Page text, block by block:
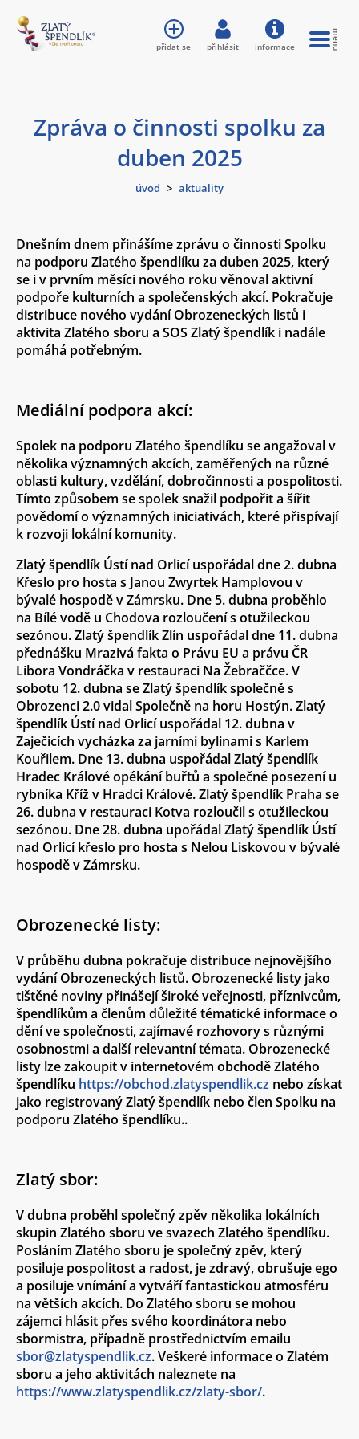
Zpráva o činnosti spolku za
duben 2025
úvod > aktuality
Dnešním dnem přinášíme zprávu o činnosti Spolku
na podporu Zlatého špendlíku za duben 2025, který
se i v prvním měsíci nového roku věnoval aktivní
podpoře kulturních a společenských akcí. Pokračuje
distribuce nového vydání Obrozeneckých listů i
aktivita Zlatého sboru a SOS Zlatý špendlík i nadále
pomáhá potřebným.
Mediální podpora akcí:
Spolek na podporu Zlatého špendlíku se angažoval v
několika významných akcích, zaměřených na různé
oblasti kultury, vzdělání, dobročinnosti a pospolitosti.
Tímto způsobem se spolek snažil podpořit a šířit
povědomí o významných iniciativách, které přispívají
k rozvoji lokální komunity.
Zlatý špendlík Ústí nad Orlicí uspořádal dne 2. dubna
Křeslo pro hosta s Janou Zwyrtek Hamplovou v
bývalé hospodě v Zámrsku. Dne 5. dubna proběhlo
na Bílé vodě u Chodova rozloučení s otužileckou
sezónou. Zlatý špendlík Zlín uspořádal dne 11. dubna
přednášku Mrazivá fakta o Právu EU a právu ČR
Libora Vondráčka v restauraci Na Žebraččce. V
sobotu 12. dubna se Zlatý špendlík společně s
Obrozenci 2.0 vidal Společně na horu Hostýn. Zlatý
špendlík Ústí nad Orlicí uspořádal 12. dubna v
Zaječicích vycházka za jarními bylinami s Karlem
Kouřilem. Dne 13. dubna uspořádal Zlatý špendlík
Hradec Králové opékání buřtů a společné posezení u
rybníka Kříž v Hradci Králové. Zlatý špendlík Praha se
26. dubna v restauraci Kotva rozloučil s otužileckou
sezónou. Dne 28. dubna upořádal Zlatý špendlík Ústí
nad Orlicí křeslo pro hosta s Nelou Liskovou v bývalé
hospodě v Zámrsku.
Obrozenecké listy:
V průběhu dubna pokračuje distribuce nejnovějšího
vydání Obrozeneckých listů. Obrozenecké listy jako
tištěné noviny přinášejí široké veřejnosti, příznivcům,
špendlíkům a členům důležité tématické informace o
dění ve společnosti, zajímavé rozhovory s různými
osobnostmi a další relevantní témata. Obrozenecké
listy lze zakoupit v internetovém obchodě Zlatého
špendlíku https://obchod.zlatyspendlik.cz nebo získat
jako registrovaný Zlatý špendlík nebo člen Spolku na
podporu Zlatého špendlíku..
Zlatý sbor:
V dubna proběhl společný zpěv několika lokálních
skupin Zlatého sboru ve svazech Zlatého špendlíku.
Posláním Zlatého sboru je společný zpěv, který
posiluje pospolitost a radost, je zdravý, obrušuje ego
a posiluje vnímání a vytváří fantastickou atmosféru
na větších akcích. Do Zlatého sboru se mohou
zájemci hlásit přes svého koordinátora nebo
sbormistra, případně prostřednictvím emailu
sbor@zlatyspendlik.cz. Veškeré informace o Zlatém
sboru a jeho aktivitách naleznete na
https://www.zlatyspendlik.cz/zlaty-sbor/.
přidat se přihlásit informace